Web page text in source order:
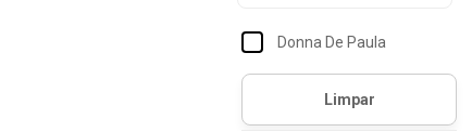
Donna De Paula